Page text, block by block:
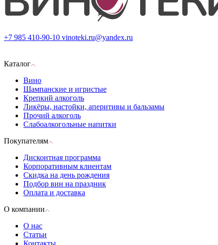
+7 985 410-90-10 vinoteki.ru@yandex.ru
Каталог
Вино
Шампанские и игристые
Крепкий алкоголь
Ликёры, настойки, аперитивы и бальзамы
Прочий алкоголь
Слабоалкогольные напитки
Покупателям
Дисконтная программа
Корпоративным клиентам
Скидка на день рождения
Подбор вин на праздник
Оплата и доставка
О компании
О нас
Статьи
Контакты